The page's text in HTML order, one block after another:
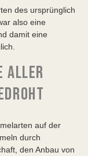
des ursprünglich
also eine
damit eine
ALLER
auf der
durch
den Anbau von